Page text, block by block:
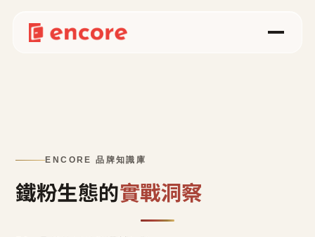
ENCORE 品牌知識庫
鐵粉生態的實戰洞察